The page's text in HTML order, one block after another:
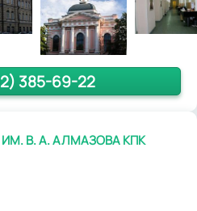
385-69-22
В. А. АЛМАЗОВА КПК